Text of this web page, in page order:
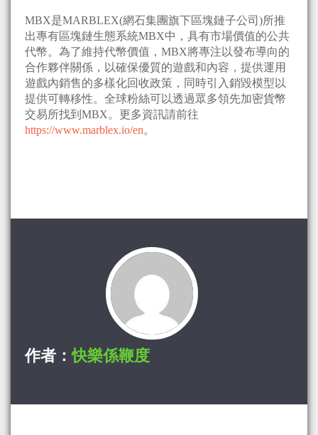
MBX是MARBLEX(網石集團旗下區塊鏈子公司)所推
出專有區塊鏈生態系統MBX中，具有市場價值的公共
代幣。為了維持代幣價值，MBX將專注以發布導向的
合作夥伴關係，以確保優質的遊戲和內容，提供運用
遊戲內銷售的多樣化回收政策，同時引入銷毀模型以
提供可轉移性。全球粉絲可以透過眾多領先加密貨幣
交易所找到MBX。更多資訊請前往
https://www.marblex.io/en。
作者：快樂係鞭度